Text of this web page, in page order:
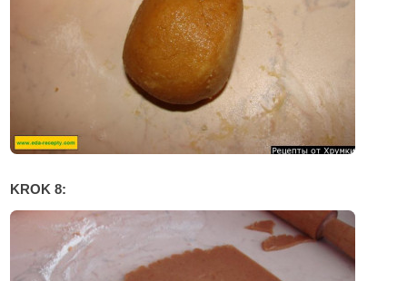
KROK 8: